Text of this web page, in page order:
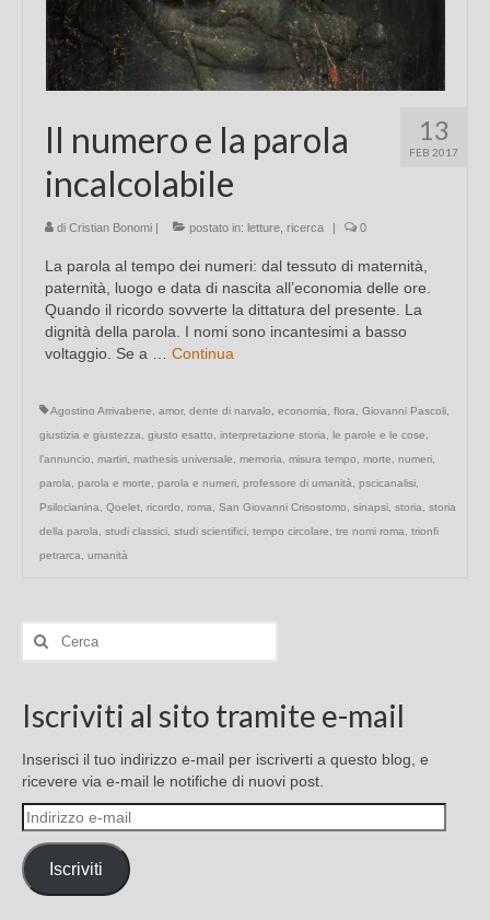
13
FEB 2017
Il numero e la parola
incalcolabile
di Cristian Bonomi | postato in: letture ricerca | 0
La parola al tempo dei numeri: dal tessuto di maternità,
paternità, luogo e data di nascita all’economia delle ore.
Quando il ricordo sovverte la dittatura del presente. La
dignità della parola. I nomi sono incantesimi a basso
voltaggio. Se a … Continua
Agostino Arrivabene amor, dente di narvalo economia flora Giovanni Pascoli
giustizia e giustezza
giusto esatto interpretazione storia le parole e le cose
l’annuncio
martiri mathesis universale memoria misura tempo morte numeri
parola
parola e morte parola e numeri professore di umanità pscicanalisi
Psilocianina
Qoelet ricordo roma San Giovanni Crisostomo sinapsi storia
storia
della parola
studi classici studi scientifici tempo circolare tre nomi roma
trionfi
petrarca
umanità
Cerca:
Iscriviti al sito tramite e-mail
Inserisci il tuo indirizzo e-mail per iscriverti a questo blog, e
ricevere via e-mail le notifiche di nuovi post.
Indirizzo
e-
mail
Iscriviti